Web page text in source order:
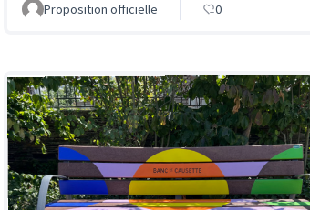
Proposition officielle 0